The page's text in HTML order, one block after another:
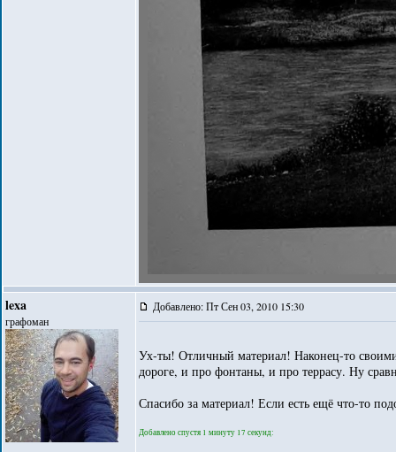
lexa
графоман
Добавлено: Пт Сен 03, 2010 15:30
Ух-ты! Отличный материал! Наконец-то
дороге, и про фонтаны, и про террасу. Ну
Спасибо за материал! Если есть ещё что-то
Добавлено спустя 1 минуту 17 секунд: